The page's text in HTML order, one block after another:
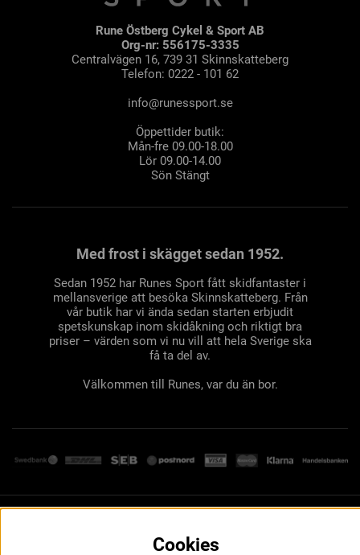
Rune Östberg Cykel & Sport AB
Org-nr: 556175-3335
Centralvägen 16, 739 31 Skinnskatteberg
Telefon: 0222 - 101 62
info@runessport.se
Öppettider butik:
Mån-fre 09.00-18.00
Lör 09.00-14.00
Sön Stängt
Med frost i skägget sedan 1952.
Sedan 1952 har Runes Sport fått skidfantaster i
mellansverige att besöka Skinnskatteberg. Från
vår butik har vi ända sedan starten erbjudit
spetskunskap inom skidåkning och riktigt bra
priser – värden som vi nu vill att hela Sverige ska
få ta del av.
Välkommen till Runes, var du än bor.
Cookies